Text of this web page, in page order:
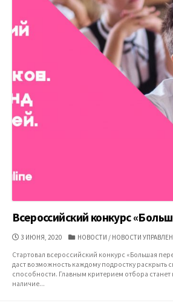
Всероссийский конкурс
ДАТА
3 ИЮНЯ, 2020 КАТЕГОРИИ
НОВОСТИ / НОВОСТИ
Стартовал всероссийский конкурс «Большая
даст возможность каждому подростку раскрыть
способности. Главным критерием отбора станет
наличие...